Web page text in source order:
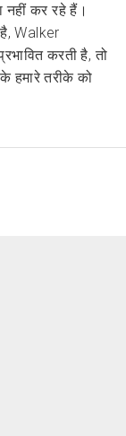
नहीं कर रहे हैं।
Walker
करती है, तो
हमारे तरीके को